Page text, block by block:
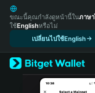
English
日本語
Tiếng Việt
Español (Latinoamérica)
Türkçe
Italiano
ขณะนี้คุณกำลังดูหน้านี้ในภาษ
ใช้Englishหรือไม่
เปลี่ยนไปใช้English